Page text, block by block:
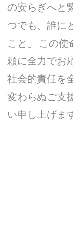
の安らぎへと
つでも、誰に
こと」 この
頼に全力でお
社会的責任を
変わらぬご支
い申し上げま